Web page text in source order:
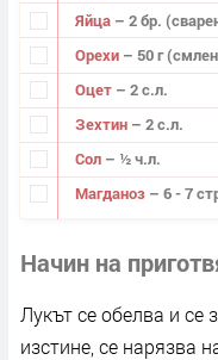
Яйца – 2 бр.
Орехи – 50 г
Оцет – 2 с.л.
Зехтин – 2 с.л.
Сол – ½ ч.л.
Магданоз – 6 - 7
Начин на
Лукът се обелва и се
изстине, се нарязва